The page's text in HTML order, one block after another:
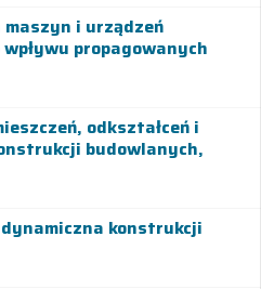
i urządzeń
propagowanych
odkształceń i
budowlanych,
konstrukcji